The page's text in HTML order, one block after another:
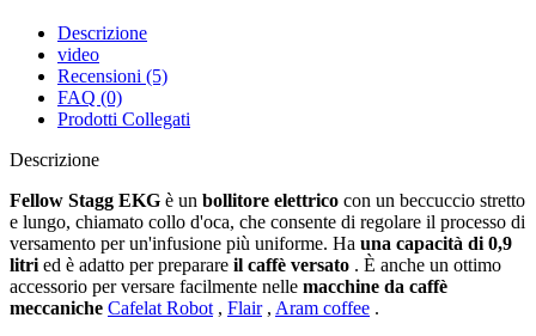
Descrizione
video
Recensioni (5)
FAQ (0)
Prodotti Collegati
Descrizione
Fellow Stagg EKG è un bollitore elettrico con un beccuccio stretto
e lungo, chiamato collo d'oca, che consente di regolare il processo di
versamento per un'infusione più uniforme. Ha una capacità di 0,9
litri ed è adatto per preparare il caffè versato . È anche un ottimo
accessorio per versare facilmente nelle macchine da caffè
meccaniche Cafelat Robot , Flair, Aram coffee .